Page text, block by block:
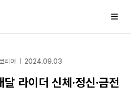
리아 2024.09.03
라이더 신체·정신·금전